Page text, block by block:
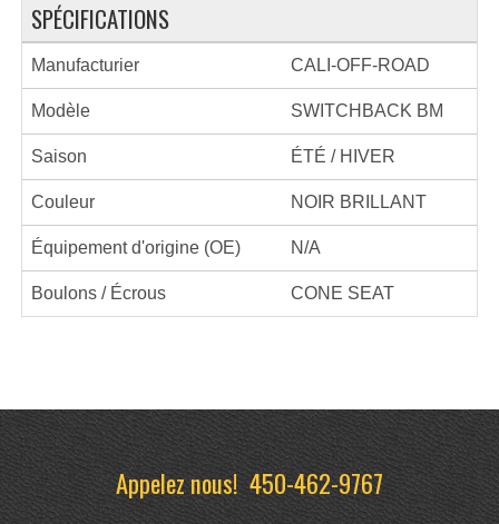
SPÉCIFICATIONS
Manufacturier CALI-OFF-ROAD
Modèle SWITCHBACK BM
Saison ÉTÉ / HIVER
Couleur NOIR BRILLANT
Équipement d'origine (OE) N/A
Boulons / Écrous CONE SEAT
Appelez nous!450-462-9767